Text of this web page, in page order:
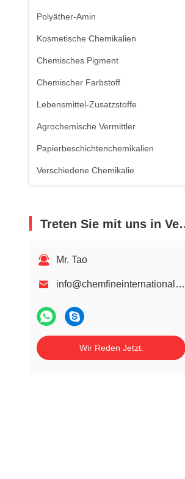
Polyäther-Amin
Kosmetische Chemikalien
Chemisches Pigment
Chemischer Farbstoff
Lebensmittel-Zusatzstoffe
Agrochemische Vermittler
Papierbeschichtenchemikalien
Verschiedene Chemikalie
Treten Sie mit uns in Verbindung
Mr. Tao
info@chemfineinternational.com
Wir Reden Jetzt.